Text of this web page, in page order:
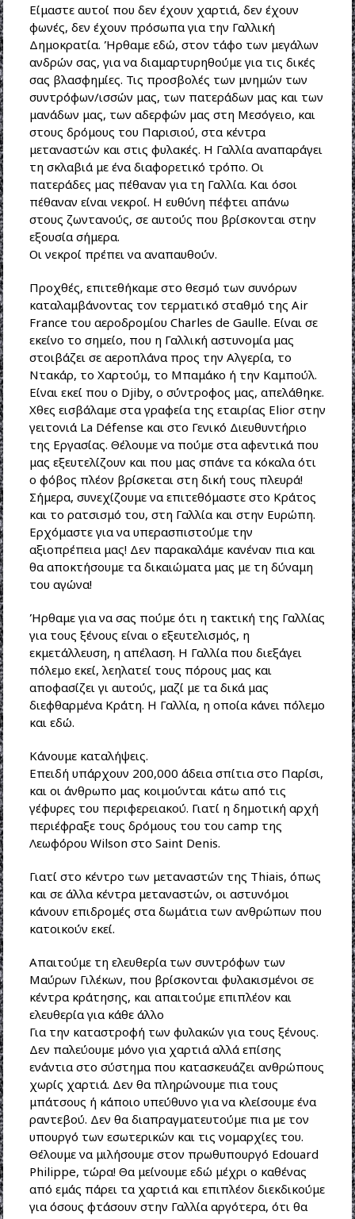
Είμαστε αυτοί που δεν έχουν χαρτιά, δεν έχουν
φωνές, δεν έχουν πρόσωπα για την Γαλλική
Δημοκρατία. Ήρθαμε εδώ, στον τάφο των μεγάλων
ανδρών σας, για να διαμαρτυρηθούμε για τις δικές
σας βλασφημίες. Τις προσβολές των μνημών των
συντρόφων/ισσών μας, των πατεράδων μας και των
μανάδων μας, των αδερφών μας στη Μεσόγειο, και
στους δρόμους του Παρισιού, στα κέντρα
μεταναστών και στις φυλακές. Η Γαλλία αναπαράγει
τη σκλαβιά με ένα διαφορετικό τρόπο. Οι
πατεράδες μας πέθαναν για τη Γαλλία. Και όσοι
πέθαναν είναι νεκροί. Η ευθύνη πέφτει απάνω
στους ζωντανούς, σε αυτούς που βρίσκονται στην
εξουσία σήμερα.
Οι νεκροί πρέπει να αναπαυθούν.
Προχθές, επιτεθήκαμε στο θεσμό των συνόρων
καταλαμβάνοντας τον τερματικό σταθμό της Air
France του αεροδρομίου Charles de Gaulle. Είναι σε
εκείνο το σημείο, που η Γαλλική αστυνομία μας
στοιβάζει σε αεροπλάνα προς την Αλγερία, το
Ντακάρ, το Χαρτούμ, το Μπαμάκο ή την Καμπούλ.
Είναι εκεί που ο Djiby, ο σύντροφος μας, απελάθηκε.
Χθες εισβάλαμε στα γραφεία της εταιρίας Elior στην
γειτονιά La Défense και στο Γενικό Διευθυντήριο
της Εργασίας. Θέλουμε να πούμε στα αφεντικά που
μας εξευτελίζουν και που μας σπάνε τα κόκαλα ότι
ο φόβος πλέον βρίσκεται στη δική τους πλευρά!
Σήμερα, συνεχίζουμε να επιτεθόμαστε στο Κράτος
και το ρατσισμό του, στη Γαλλία και στην Ευρώπη.
Ερχόμαστε για να υπερασπιστούμε την
αξιοπρέπεια μας! Δεν παρακαλάμε κανέναν πια και
θα αποκτήσουμε τα δικαιώματα μας με τη δύναμη
του αγώνα!
Ήρθαμε για να σας πούμε ότι η τακτική της Γαλλίας
για τους ξένους είναι ο εξευτελισμός, η
εκμετάλλευση, η απέλαση. Η Γαλλία που διεξάγει
πόλεμο εκεί, λεηλατεί τους πόρους μας και
αποφασίζει γι αυτούς, μαζί με τα δικά μας
διεφθαρμένα Κράτη. Η Γαλλία, η οποία κάνει πόλεμο
και εδώ.
Κάνουμε καταλήψεις.
Επειδή υπάρχουν 200,000 άδεια σπίτια στο Παρίσι,
και οι άνθρωπο μας κοιμούνται κάτω από τις
γέφυρες του περιφερειακού. Γιατί η δημοτική αρχή
περιέφραξε τους δρόμους του του camp της
Λεωφόρου Wilson στο Saint Denis.
Γιατί στο κέντρο των μεταναστών της Thiais, όπως
και σε άλλα κέντρα μεταναστών, οι αστυνόμοι
κάνουν επιδρομές στα δωμάτια των ανθρώπων που
κατοικούν εκεί.
Απαιτούμε τη ελευθερία των συντρόφων των
Μαύρων Γιλέκων, που βρίσκονται φυλακισμένοι σε
κέντρα κράτησης, και απαιτούμε επιπλέον και
ελευθερία για κάθε άλλο
Για την καταστροφή των φυλακών για τους ξένους.
Δεν παλεύουμε μόνο για χαρτιά αλλά επίσης
ενάντια στο σύστημα που κατασκευάζει ανθρώπους
χωρίς χαρτιά. Δεν θα πληρώνουμε πια τους
μπάτσους ή κάποιο υπεύθυνο για να κλείσουμε ένα
ραντεβού. Δεν θα διαπραγματευτούμε πια με τον
υπουργό των εσωτερικών και τις νομαρχίες του.
Θέλουμε να μιλήσουμε στον πρωθυπουργό Edouard
Philippe, τώρα! Θα μείνουμε εδώ μέχρι ο καθένας
από εμάς πάρει τα χαρτιά και επιπλέον διεκδικούμε
για όσους φτάσουν στην Γαλλία αργότερα, ότι θα